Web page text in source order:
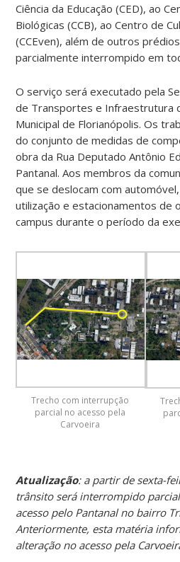
Ciência da Educação (CED), ao
Biológicas (CCB), ao Centro de
(CCEven), além de outros
parcialmente interrompido em
O serviço será executado pela
de Transportes e Infraestrutura
Municipal de Florianópolis. Os
do conjunto de medidas de
obra da Rua Deputado Antônio
Pantanal. Aos membros da
que se deslocam com
utilização e estacionamentos de
campus durante o período da
Trecho com interrupção
parcial no acesso pela
Carvoeira
Atualização: a partir de sexta-
trânsito será interrompido
acesso pelo Pantanal no bairro
Anteriormente, esta matéria
alteração no acesso pela